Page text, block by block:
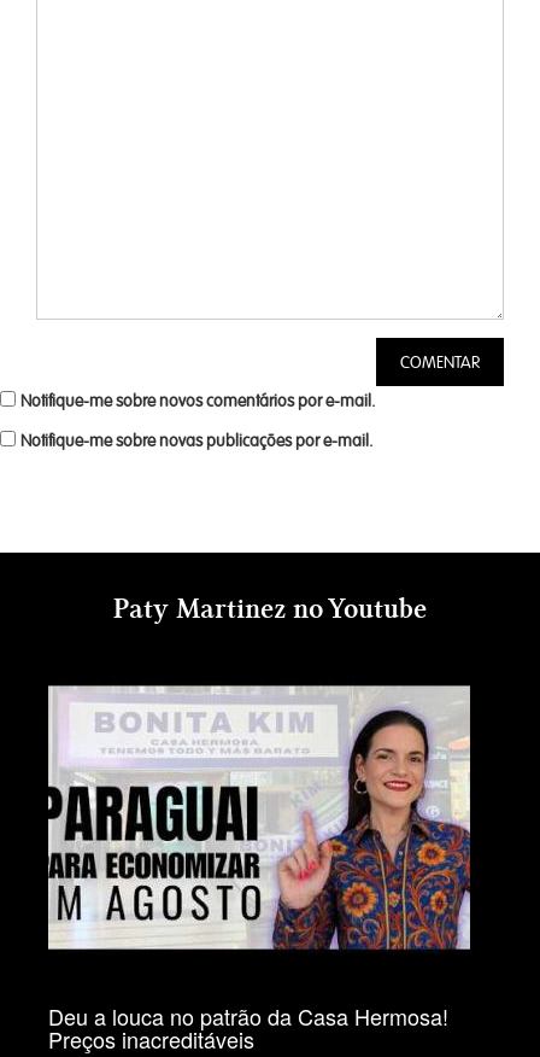
Notifique-me sobre novos comentários por e-mail.
Notifique-me sobre novas publicações por e-mail.
Paty Martinez no Youtube
Deu a louca no patrão da Casa Hermosa!
Preços inacreditáveis